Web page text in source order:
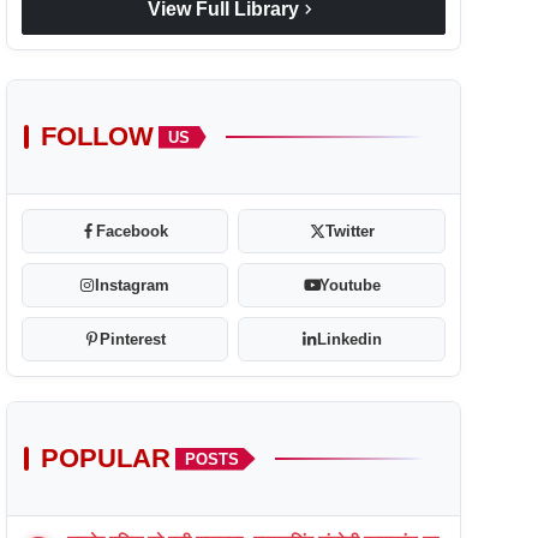
View Full Library chevron_right
FOLLOW US
Facebook Twitter
Instagram Youtube
Pinterest Linkedin
POPULAR POSTS